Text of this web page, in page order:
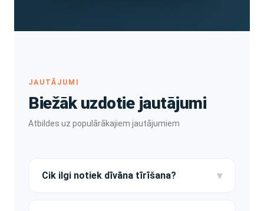
JAUTĀJUMI
Biežāk uzdotie jautājumi
Atbildes uz populārākajiem jautājumiem
Cik ilgi notiek dīvāna tīrīšana? ▾